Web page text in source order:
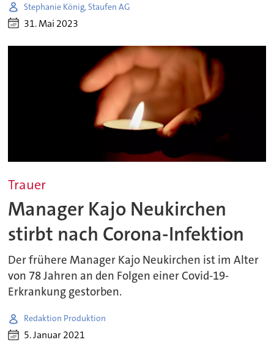
Stephanie König, Staufen AG
31. Mai 2023
Trauer
Manager Kajo Neukirchen
stirbt nach Corona-Infektion
Der frühere Manager Kajo Neukirchen ist im Alter
von 78 Jahren an den Folgen einer Covid-19-
Erkrankung gestorben.
Redaktion Produktion
5. Januar 2021